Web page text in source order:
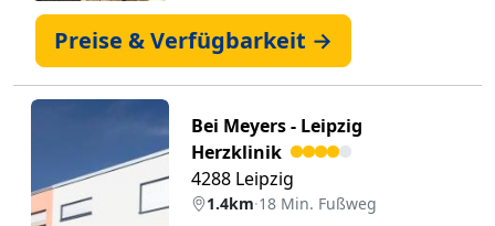
Preise & Verfügbarkeit →
Bei Meyers - Leipzig
Herzklinik
4288 Leipzig
1.4km·18 Min. Fußweg